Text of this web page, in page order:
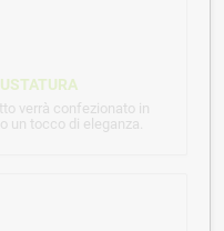
verrà confezionato in
un tocco di eleganza.